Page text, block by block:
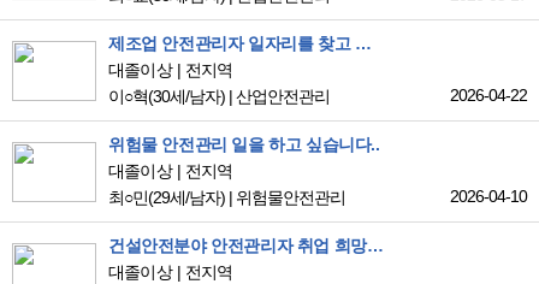
제조업 안전관리자 일자리를 찾고 있습니다!
대졸이상
전지역
이○혁(30세/남자) |산업안전관리 2026-04-22
위험물 안전관리 일을 하고 싶습니다..
대졸이상
전지역
최○민(29세/남자) | 위험물안전관리 2026-04-10
건설안전분야 안전관리자 취업 희망합니다.
대졸이상
전지역